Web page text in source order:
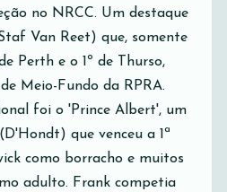
no NRCC. Um destaque
Van Reet) que, somente
Perth e o 1º de Thurso,
Meio-Fundo da RPRA.
foi o 'Prince Albert', um
que venceu a 1ª
como borracho e muitos
adulto. Frank competia